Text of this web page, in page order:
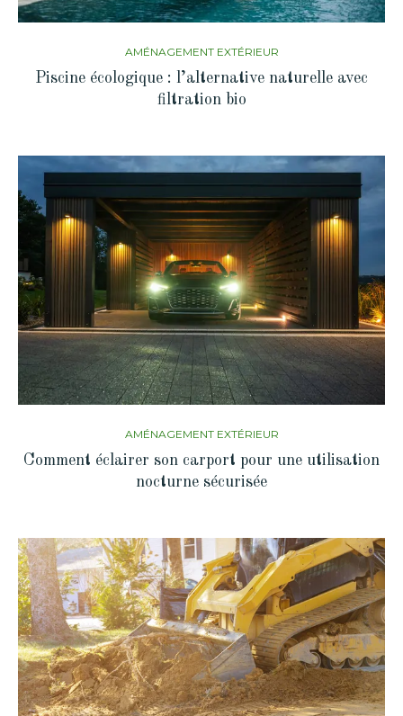
AMÉNAGEMENT EXTÉRIEUR
Piscine écologique : l’alternative naturelle avec
filtration bio
AMÉNAGEMENT EXTÉRIEUR
Comment éclairer son carport pour une utilisation
nocturne sécurisée